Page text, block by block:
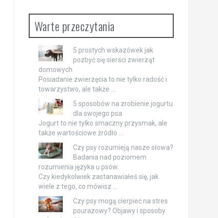
Warte przeczytania
5 prostych wskazówek jak
pozbyć się sierści zwierząt
domowych
Posiadanie zwierzęcia to nie tylko radość i
towarzystwo, ale także …
5 sposobów na zrobienie jogurtu
dla swojego psa
Jogurt to nie tylko smaczny przysmak, ale
także wartościowe źródło …
Czy psy rozumieją nasze słowa?
Badania nad poziomem
rozumienia języka u psów.
Czy kiedykolwiek zastanawiałeś się, jak
wiele z tego, co mówisz …
Czy psy mogą cierpieć na stres
pourazowy? Objawy i sposoby